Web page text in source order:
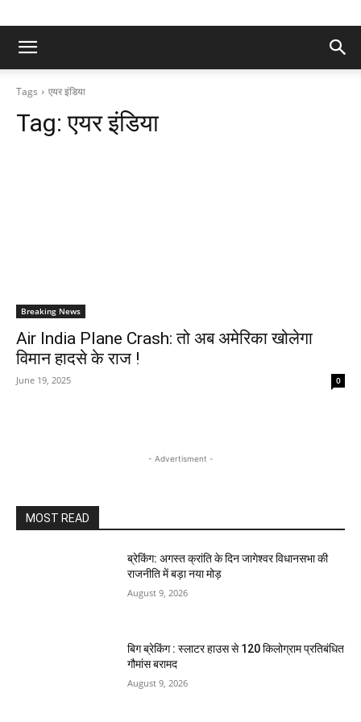
Tags एयर इंडिया
Tag:एयर इंडिया
Breaking News
Air India Plane Crash: तो अब अमेरिका खोलेगा
विमान हादसे के राज !
June 19, 2025 0
- Advertisment -
MOST READ
ब्रेकिंग: अगस्त क्रांति के दिन जागेश्वर विधानसभा की
राजनीति में बड़ा नया मोड़
August 9, 2026
बिग ब्रेकिंग : स्लाटर हाउस से 120 किलोग्राम प्रतिबंधित
गौमांस बरामद
August 9, 2026